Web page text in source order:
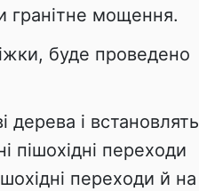
гранітне мощення.
буде проведено
і встановлять
пішохідні переходи
переходи й на